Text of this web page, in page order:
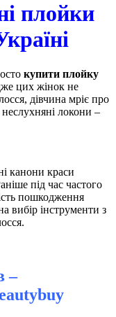
плойки
купити плойку
цих жінок не
дівчина мріє про
локони –
канони краси
під час частого
пошкодження
вибір інструменти з
–